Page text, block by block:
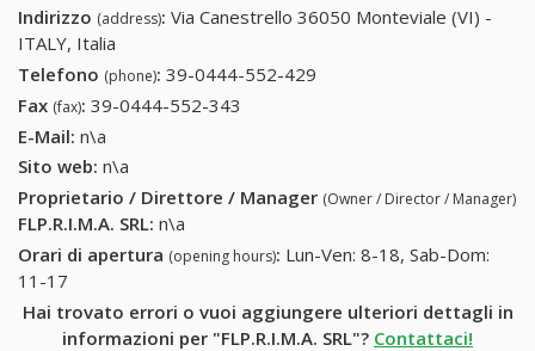
Indirizzo (address): Via Canestrello 36050 Monteviale (VI) -
ITALY, Italia
Telefono (phone): 39-0444-552-429
Fax (fax): 39-0444-552-343
E-Mail: n\a
Sito web: n\a
Proprietario / Direttore / Manager (Owner / Director / Manager)
FLP.R.I.M.A. SRL: n\a
Orari di apertura (opening hours): Lun-Ven: 8-18, Sab-Dom:
11-17
Hai trovato errori o vuoi aggiungere ulteriori dettagli in
informazioni per "FLP.R.I.M.A. SRL"? Contattaci!